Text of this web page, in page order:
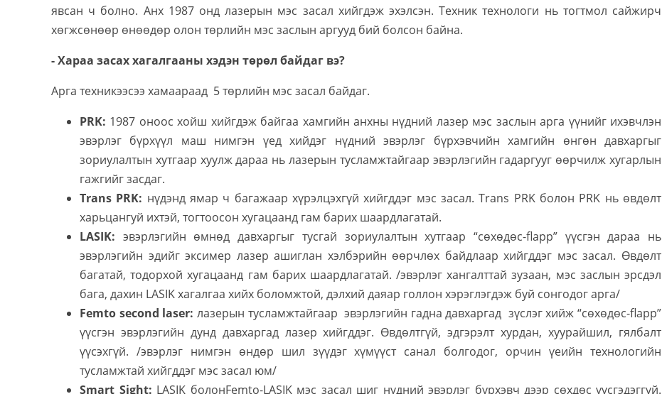
явсан ч болно. Анх 1987 онд лазерын мэс засал хийгдэж эхэлсэн. Техник технологи нь тогтмол сайжирч
хөгжсөнөөр өнөөдөр олон төрлийн мэс заслын аргууд бий болсон байна.
- Хараа засах хагалгааны хэдэн төрөл байдаг вэ?
Арга техникээсээ хамаараад 5 төрлийн мэс засал байдаг.
PRK: 1987 оноос хойш хийгдэж байгаа хамгийн анхны нүдний лазер мэс заслын арга үүнийг ихэвчлэн
эвэрлэг бүрхүүл маш нимгэн үед хийдэг нүдний эвэрлэг бүрхэвчийн хамгийн өнгөн давхаргыг
зориулалтын хутгаар хуулж дараа нь лазерын тусламжтайгаар эвэрлэгийн гадаргууг өөрчилж хугарлын
гажгийг засдаг.
Trans PRK: нүдэнд ямар ч багажаар хүрэлцэхгүй хийгддэг мэс засал. Trans PRK болон PRK нь өвдөлт
харьцангуй ихтэй, тогтоосон хугацаанд гам барих шаардлагатай.
LASIK: эвэрлэгийн өмнөд давхаргыг тусгай зориулалтын хутгаар “сөхөдөс-flapp” үүсгэн дараа нь
эвэрлэгийн эдийг эксимер лазер ашиглан хэлбэрийн өөрчлөх байдлаар хийгддэг мэс засал. Өвдөлт
багатай, тодорхой хугацаанд гам барих шаардлагатай. /эвэрлэг хангалттай зузаан, мэс заслын эрсдэл
бага, дахин LASIK хагалгаа хийх боломжтой, дэлхий даяар голлон хэрэглэгдэж буй сонгодог арга/
Femto second laser: лазерын тусламжтайгаар эвэрлэгийн гадна давхаргад зүслэг хийж “сөхөдөс-flapp”
үүсгэн эвэрлэгийн дунд давхаргад лазер хийгддэг. Өвдөлтгүй, эдгэрэлт хурдан, хуурайшил, гялбалт
үүсэхгүй. /эвэрлэг нимгэн өндөр шил зүүдэг хүмүүст санал болгодог, орчин үеийн технологийн
тусламжтай хийгддэг мэс засал юм/
Smart Sight: LASIK болонFemto-LASIK мэс засал шиг нүдний эвэрлэг бүрхэвч дээр сөхдөс үүсгэдэггүй.